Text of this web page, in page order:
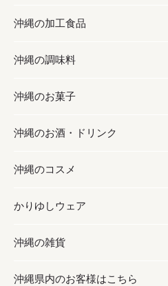
お取り寄せグルメ
フルーツ・野菜
お肉
海産物
沖縄の加工食品
加工食品
缶詰／パウチ
沖縄料理
沖縄そば／乾麺
レトルト食品
乾物／粉類
沖縄の調味料
調味料
砂糖／黒砂糖
塩
お酢／ドレッシング
しょうゆ
みそ
沖縄のお菓子
お菓子
黒糖
ちんすこう
伝統菓子
スナック
沖縄のお酒・ドリンク
お酒・ドリンク
泡盛
ビール・チューハイ
ワイン・ウィスキー・カクテル
沖縄のコスメ
コスメ
スキンケア
ボディケア
かりゆしウェア
かりゆしウェア
メンズ
沖縄の雑貨
雑貨
沖縄県内のお客様はこちら